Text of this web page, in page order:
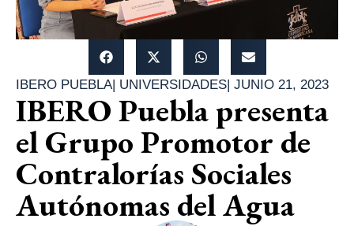
IBERO PUEBLA| UNIVERSIDADES| JUNIO 21, 2023
IBERO Puebla presenta
el Grupo Promotor de
Contralorías Sociales
Autónomas del Agua